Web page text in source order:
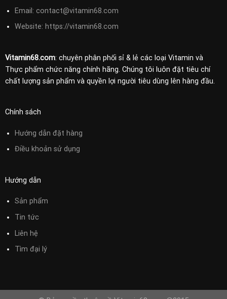
Email: contact@vitamin68.com
Website: https://vitamin68.com
Vitamin68.com: chuyên phân phối sỉ & lẻ các loại Vitamin và
Thực phẩm chức năng chính hãng. Chúng tôi luôn đặt tiêu chí
chất lượng sản phẩm và quyền lợi người tiêu dùng lên hàng đầu.
Chính sách
Hướng dẫn đặt hàng
Điều khoản sử dụng
Hướng dẫn
Sản phẩm
Tin tức
Liên hệ
Tìm đại lý